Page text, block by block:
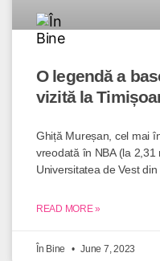
O legendă a
vizită la
Ghiță Mureșan, cel mai
vreodată în NBA (la
Universitatea de Vest din
READ MORE »
În Bine June 7, 2023